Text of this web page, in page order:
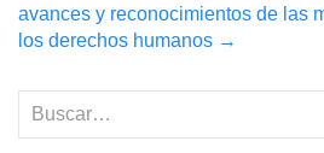
avances y reconocimientos de las
los derechos humanos →